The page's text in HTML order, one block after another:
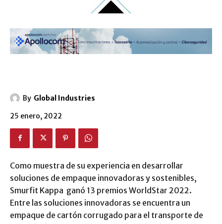
By Global Industries
25 enero, 2022
Como muestra de su experiencia en desarrollar
soluciones de empaque innovadoras y sostenibles,
Smurfit Kappa ganó 13 premios WorldStar 2022.
Entre las soluciones innovadoras se encuentra un
empaque de cartón corrugado para el transporte de